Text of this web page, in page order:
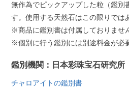
無作為でピックアップした粒（鑑別
す。使用する天然石はこの限りでは
※商品に鑑別書は付属しておりませ
※個別に行う鑑別には別途料金が必
鑑別機関：日本彩珠宝石研究所
チャロアイトの鑑別書